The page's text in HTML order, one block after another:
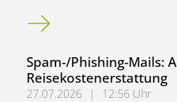
Limitierung externer Zugriffe
Spam-/Phishing-Mails:
Reisekostenerstattung
27.07.2026 |
12:56 Uhr